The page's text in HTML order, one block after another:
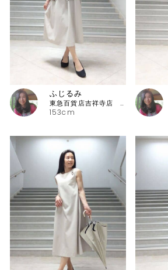
153cm
ふじるみ
東急百貨店吉祥寺店 ピッコーネ